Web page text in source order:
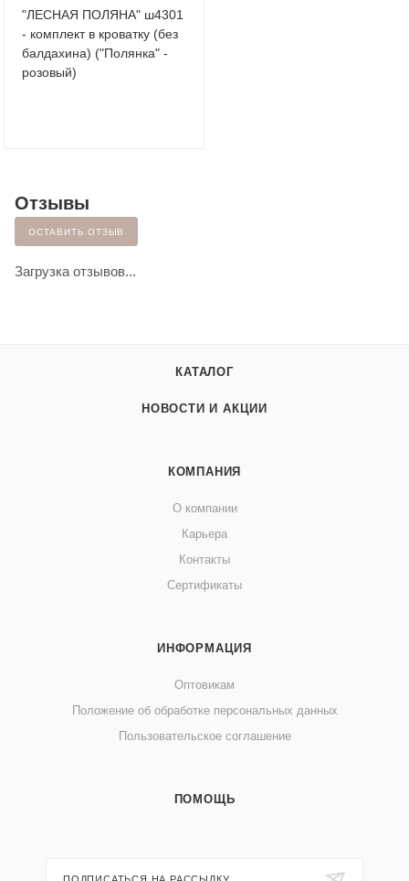
"ЛЕСНАЯ ПОЛЯНА" ш4301
- комплект в кроватку (без
балдахина) ("Полянка" -
розовый)
Отзывы
ОСТАВИТЬ ОТЗЫВ
Загрузка отзывов...
КАТАЛОГ
НОВОСТИ И АКЦИИ
КОМПАНИЯ
О компании
Карьера
Контакты
Сертификаты
ИНФОРМАЦИЯ
Оптовикам
Положение об обработке персональных данных
Пользовательское соглашение
ПОМОЩЬ